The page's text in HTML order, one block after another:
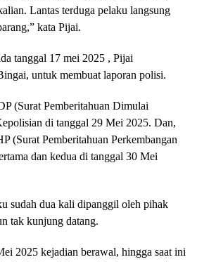
Lantas terduga pelaku langsung
kata Pijai.
tanggal 17 mei 2025 , Pijai
untuk membuat laporan polisi.
(Surat Pemberitahuan Dimulai
di tanggal 29 Mei 2025. Dan,
(Surat Pemberitahuan Perkembangan
dan kedua di tanggal 30 Mei
sudah dua kali dipanggil oleh pihak
tak kunjung datang.
2025 kejadian berawal, hingga saat ini